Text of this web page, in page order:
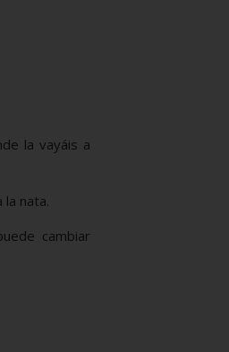
la vayáis a
nata.
cambiar